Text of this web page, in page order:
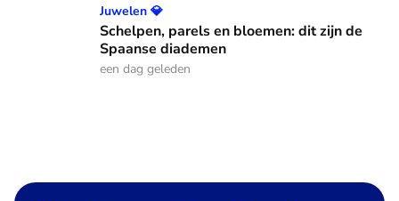
Schelpen, parels en bloemen: dit zijn de Spaanse diademen
Juwelen 💎
Schelpen, parels en bloemen: dit zijn de
Spaanse diademen
een dag geleden